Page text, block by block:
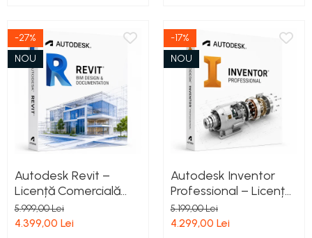
-27%
NOU
Autodesk Revit –
Licență Comercială
pentru 1 Utilizator –
Valabilitate 12 Luni
5.999,00 Lei
4.399,00 Lei
-17%
NOU
Autodesk Inventor
Professional – Licență
Comercială pentru 1
Utilizator –
5.199,00 Lei
4.299,00 Lei